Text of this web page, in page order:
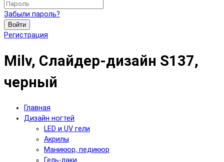
Забыли пароль?
Войти
Регистрация
Milv, Слайдер-дизайн S137,
черный
Главная
Дизайн ногтей
LED и UV гели
Акрилы
Маникюр, педикюр
Гель-лаки